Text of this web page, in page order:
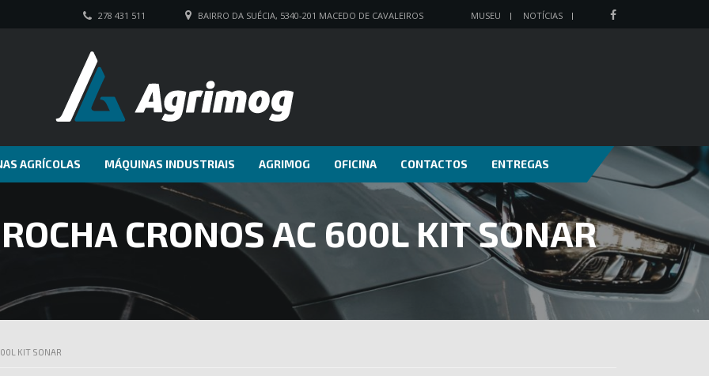
MUSEU NOTÍCIAS
BAIRRO DA SUÉCIA, 5340-201 MACEDO DE CAVALEIROS
278 431 511
AGRÍCOLAS MÁQUINAS INDUSTRIAIS AGRIMOG OFICINA CONTACTOS ENTREGAS
CRONOS AC 600L KIT SONAR
KIT SONAR